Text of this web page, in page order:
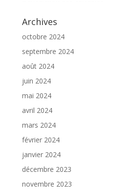
Archives
octobre 2024
septembre 2024
août 2024
juin 2024
mai 2024
avril 2024
mars 2024
février 2024
janvier 2024
décembre 2023
novembre 2023